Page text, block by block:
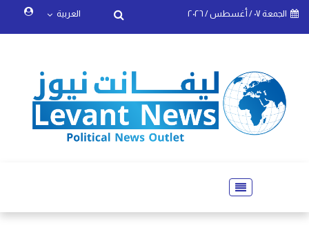
الجمعة ٠٧ / أغسطس / ٢٠٢٦ العربية